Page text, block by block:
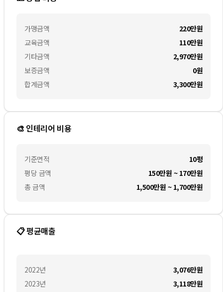
가맹금액
교육금액
기타금액
보증금액
합계금액
220만원
110만원
2,970만원
0원
3,300만원
🎨 인테리어 비용
기준면적
평당 금액
총 금액
10평
150만원 ~ 170만원
1,500만원 ~ 1,700만원
📋 평균매출
2022년
2023년
3,076만원
3,118만원